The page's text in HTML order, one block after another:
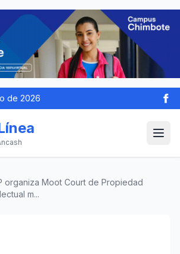
de 2026
organiza Moot Court de Propiedad
m...